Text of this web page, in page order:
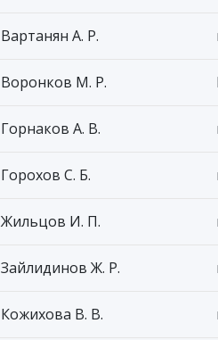
Вартанян А. Р.
Воронков М. Р.
Горнаков А. В.
Горохов С. Б.
Жильцов И. П.
Зайлидинов Ж. Р.
Кожихова В. В.